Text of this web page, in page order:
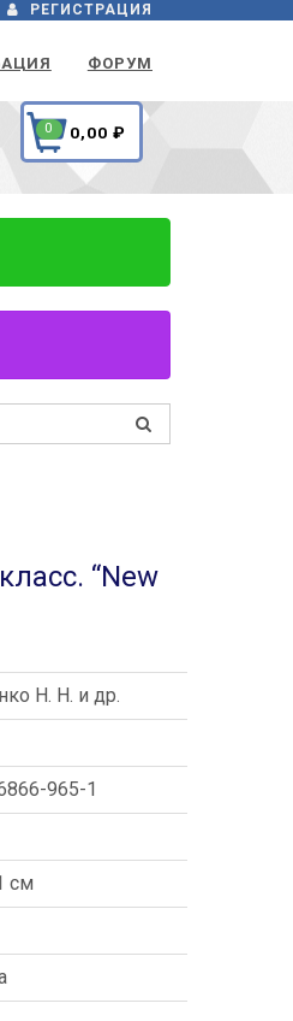
РЕГИСТРАЦИЯ
ФОРУМ
0 0,00 ₽
“New
Н. Н. и др.
965-1
см